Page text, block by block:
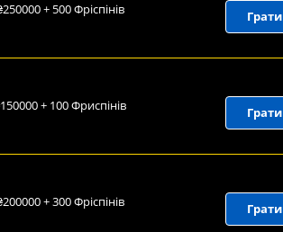
+ 500 Фріспінів Грати
+ 100 Фриспінів Грати
+ 300 Фріспінів Грати